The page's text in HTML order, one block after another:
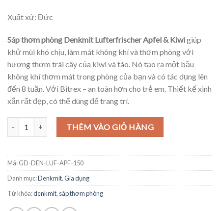
Xuất xứ: Đức
Sáp thơm phòng Denkmit Lufterfrischer Apfel & Kiwigiúp
khử mùi khó chịu, làm mát không khí và thơm phòng với
hương thơm trái cây của kiwi và táo. Nó tạo ra một bầu
không khí thơm mát trong phòng của bạn và có tác dụng lên
đến 8 tuần. Với Bitrex – an toàn hơn cho trẻ em. Thiết kế xinh
xắn rất đẹp, có thể dùng để trang trí.
Sáp thơm phòng Denkmit Lufterfrischer Apfel & Kiwi hương táo và
THÊM VÀO GIỎ HÀNG
Mã:GD-DEN-LUF-APF-150
Danh mục:Denkmit,Gia dụng
Từ khóa:denkmit, sáp thơm phòng